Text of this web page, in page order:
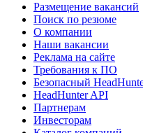
Размещение вакансий
Поиск по резюме
О компании
Наши вакансии
Реклама на сайте
Требования к ПО
Безопасный
HeadHunter API
Партнерам
Инвесторам